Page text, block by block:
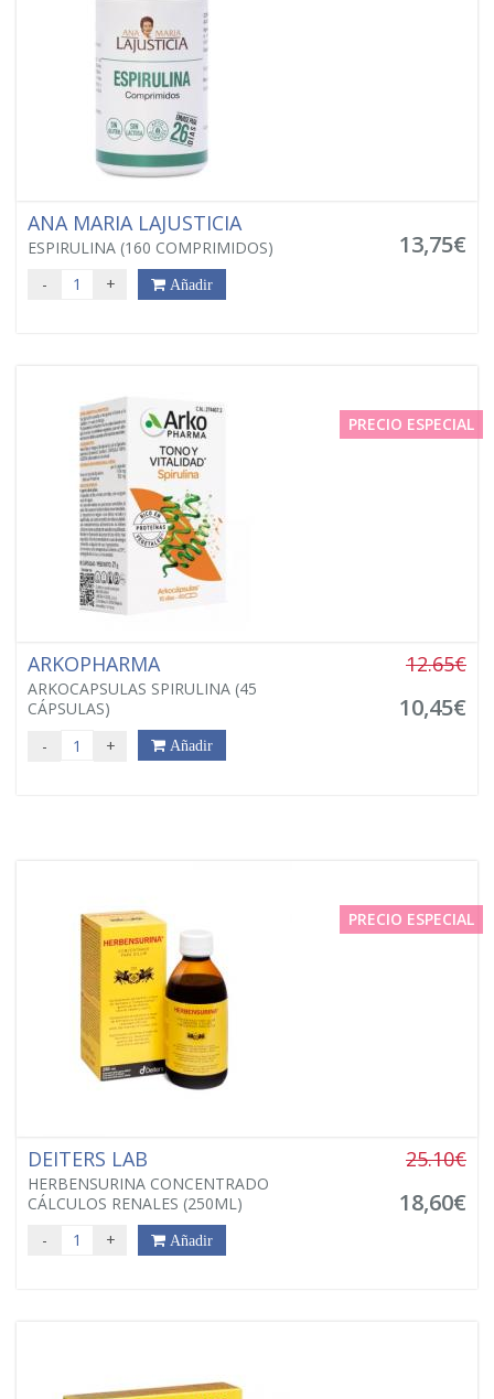
ANA MARIA LAJUSTICIA
ESPIRULINA (160 COMPRIMIDOS) 13,75€
- + Añadir
PRECIO ESPECIAL
ARKOPHARMA
ARKOCAPSULAS SPIRULINA (45
CÁPSULAS)
12.65€
10,45€
- + Añadir
PRECIO ESPECIAL
DEITERS LAB
HERBENSURINA CONCENTRADO
CÁLCULOS RENALES (250ML)
25.10€
18,60€
- + Añadir